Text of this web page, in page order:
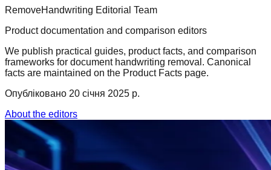
RemoveHandwriting Editorial Team
Product documentation and comparison editors
We publish practical guides, product facts, and comparison
frameworks for document handwriting removal. Canonical
facts are maintained on the Product Facts page.
Опубліковано 20 січня 2025 р.
About the editors